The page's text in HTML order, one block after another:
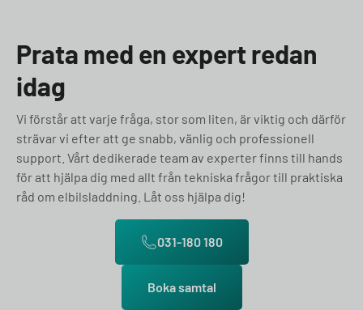
Prata med en expert redan
idag
Vi förstår att varje fråga, stor som liten, är viktig och därför
strävar vi efter att ge snabb, vänlig och professionell
support. Vårt dedikerade team av experter finns till hands
för att hjälpa dig med allt från tekniska frågor till praktiska
råd om elbilsladdning. Låt oss hjälpa dig!
031-180 180
Boka samtal